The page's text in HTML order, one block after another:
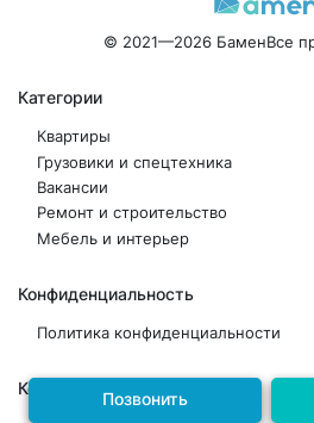
Позвонить
© 2021—2026 БаменВсе
Категории
Квартиры
Грузовики и спецтехника
Вакансии
Ремонт и строительство
Мебель и интерьер
Конфиденциальность
Политика конфиденциальности
Контакты